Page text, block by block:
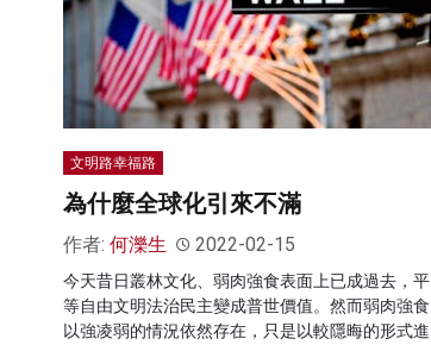
文明路幸福路
為什麼全球化引來不滿
作者: 何濼生 2022-02-15
今天昔日叢林文化、弱肉強食表面上已成過去，平
等自由文明法治民主變成普世價值。然而弱肉強食
以強凌弱的情況依然存在，只是以較隱晦的形式進